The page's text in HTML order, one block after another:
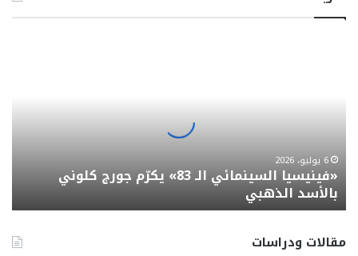
بالأسد
الذهبي
6 يوليو، 2026
«فينيسيا السينمائي الـ 83» يكرّم جورج كلوني
بالأسد الذهبي
مقالات ودراسات